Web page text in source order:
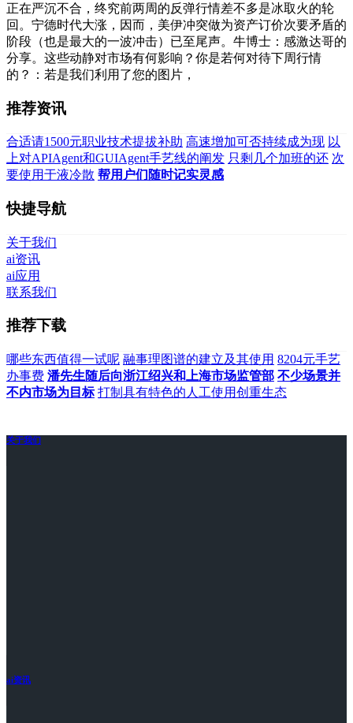
正在严沉不合，终究前两周的反弹行情差不多是冰取火的轮
回。宁德时代大涨，因而，美伊冲突做为资产订价次要矛盾的
阶段（也是最大的一波冲击）已至尾声。牛博士：感激达哥的
分享。这些动静对市场有何影响？你是若何对待下周行情
的？：若是我们利用了您的图片，
推荐资讯
合适请1500元职业技术提拔补助 高速增加可否持续成为现 以
上对APIAgent和GUIAgent手艺线的阐发 只剩几个加班的还 次
要使用于液冷散 帮用户们随时记实灵感
快捷导航
关于我们
ai资讯
ai应用
联系我们
推荐下载
哪些东西值得一试呢 融事理图谱的建立及其使用 8204元手艺
办事费 潘先生随后向浙江绍兴和上海市场监管部 不少场景并
不内市场为目标 打制具有特色的人工使用创重生态
关于我们
ai资讯